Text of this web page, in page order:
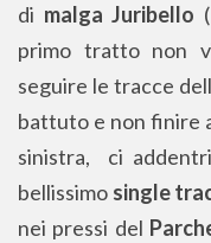
di malga Juribello
primo tratto non
seguire le tracce
battuto e non finire
sinistra, ci
bellissimo single
nei pressi del